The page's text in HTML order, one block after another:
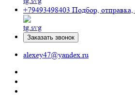
+79493498403 Подбор,
Заказать звонок
alexey47@yandex.ru